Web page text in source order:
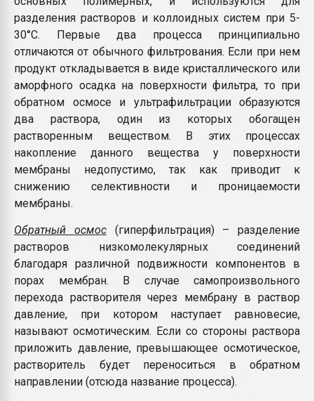
разделения растворов и коллоидных систем при 5-
30°С. Первые два процесса принципиально
отличаются от обычного фильтрования. Если при нем
продукт откладывается в виде кристаллического или
аморфного осадка на поверхности фильтра, то при
обратном осмосе и ультрафильтрации образуются
два раствора, один из которых обогащен
растворенным веществом. В этих процессах
накопление данного вещества у поверхности
мембраны недопустимо, так как приводит к
снижению селективности и проницаемости
мембраны.
Обратный осмос(гиперфильтрация) – разделение
растворов низкомолекулярных соединений
благодаря различной подвижности компонентов в
порах мембран. В случае самопроизвольного
перехода растворителя через мембрану в раствор
давление, при котором наступает равновесие,
называют осмотическим. Если со стороны раствора
приложить давление, превышающее осмотическое,
растворитель будет переноситься в обратном
направлении (отсюда название процесса).